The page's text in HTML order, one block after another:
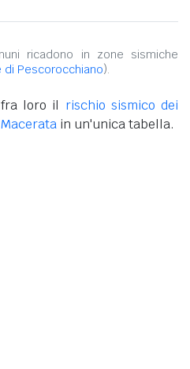
ricadono in zone sismiche
di Pescorocchiano).
loro il rischio sismico dei
in un'unica tabella.